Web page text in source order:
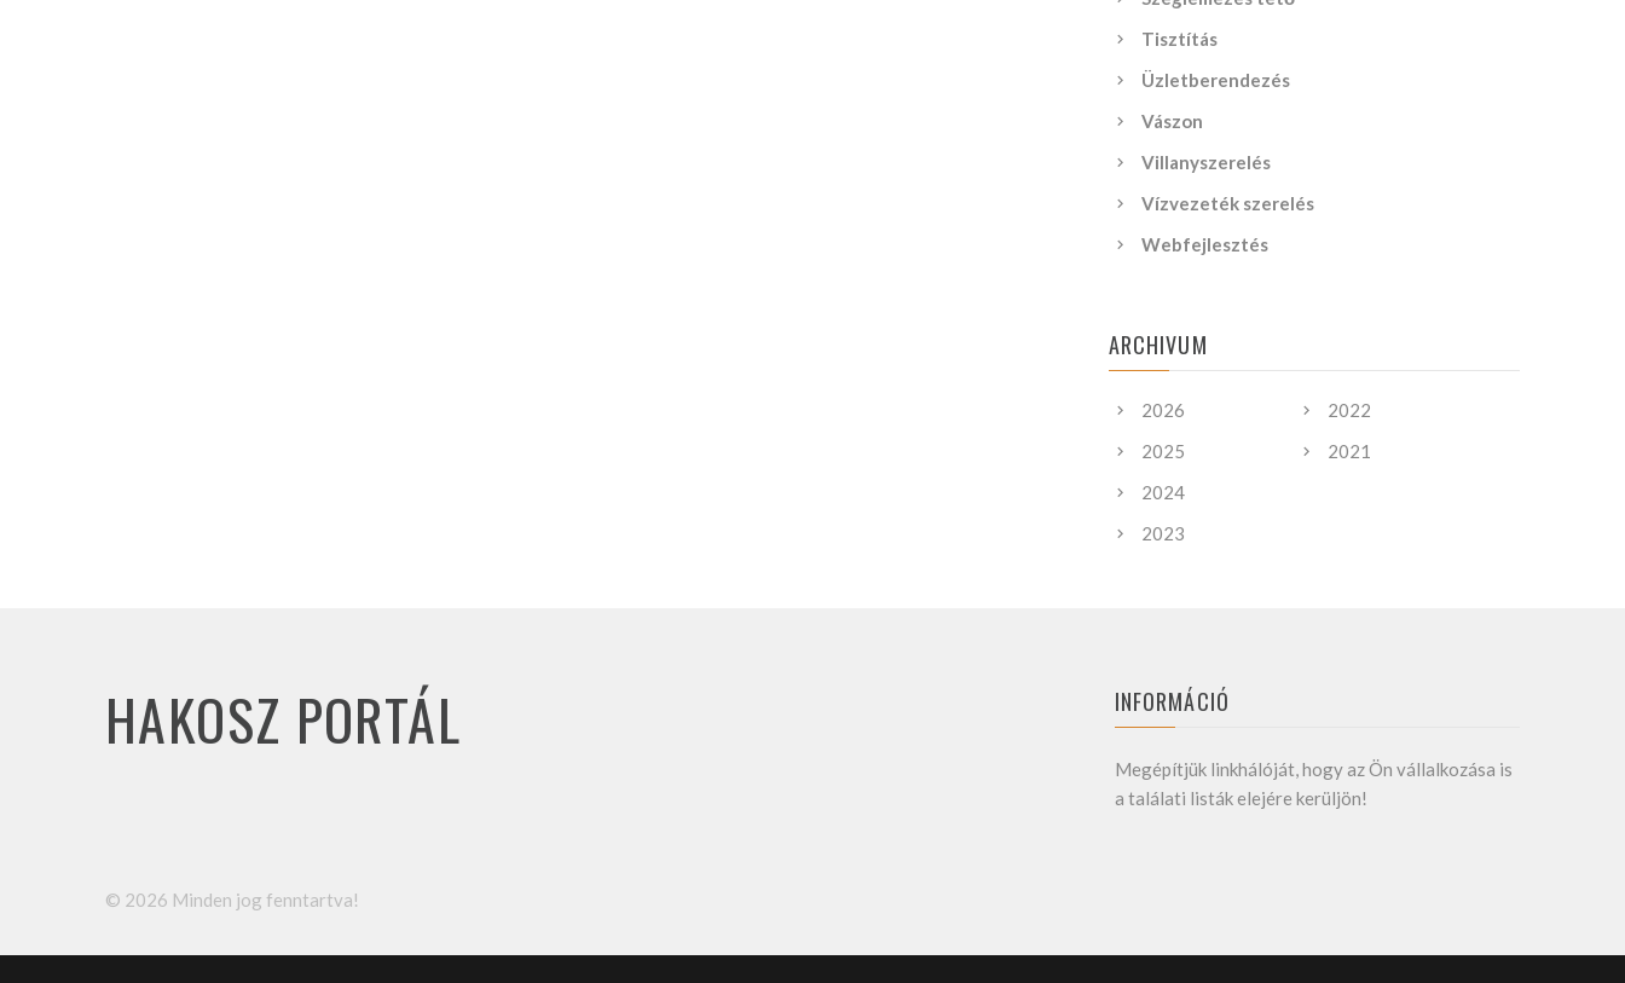
Tisztítás
Üzletberendezés
Vászon
Villanyszerelés
Vízvezeték szerelés
Webfejlesztés
ARCHIVUM
2026
2025
2024
2023
2022
2021
INFORMÁCIÓ
Megépítjük linkhálóját, hogy az Ön vállalkozása is
a találati listák elejére kerüljön!
HAKOSZ PORTÁL
© 2026 Minden jog fenntartva!